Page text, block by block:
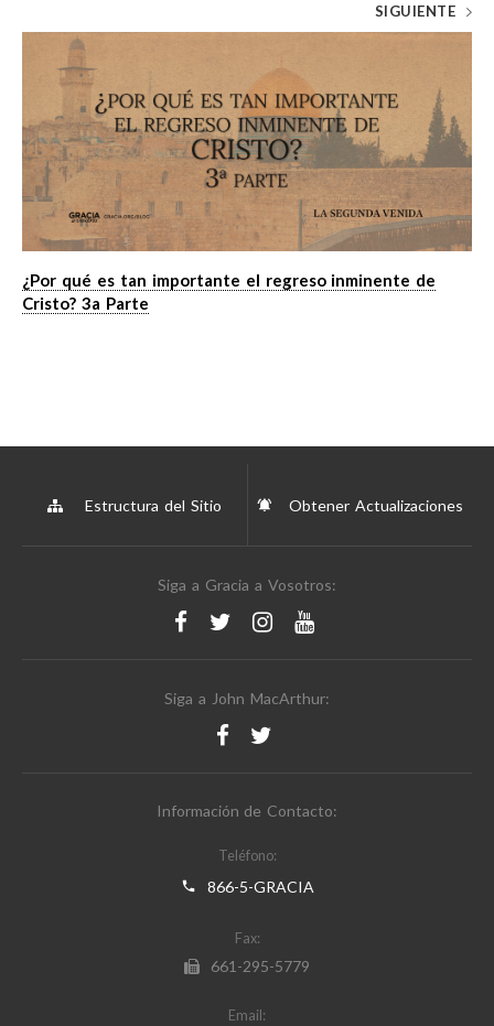
SIGUIENTE
¿Por qué es tan importante el regreso inminente de
Cristo? 3a Parte
Estructura del Sitio Obtener Actualizaciones
Siga a Gracia a Vosotros:
Siga a John MacArthur:
Información de Contacto:
Teléfono:
866-5-GRACIA
Fax:
661-295-5779
Email: